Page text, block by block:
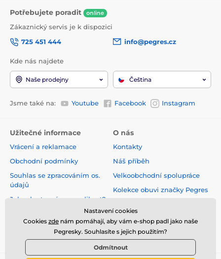
Potřebujete poradit online
Zákaznický servis je k dispozici
725 451 444
info@pegres.cz
Kde nás najdete
Naše prodejny Čeština
Jsme také na: Youtube Facebook Instagram
Užitečné informace
Vrácení a reklamace
Obchodní podmínky
Souhlas se zpracováním os.
údajů
Jak vybrat správnou velikost?
O nás
Kontakty
Náš příběh
Velkoobchodní spolupráce
Kolekce obuvi značky Pegres
Velkoobchodní zóna
Kariéra
Nastavení cookies
Cookies zde nám pomáhají, aby vám e-shop padl jako naše
Pegresky. Souhlasíte s jejich použitím?
Odmítnout